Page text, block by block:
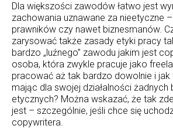
Dla większości zawodów łatwo jest
zachowania uznawane za nieetyczne
prawników czy nawet biznesmanów.
zarysować także zasady etyki pracy
bardzo „luźnego” zawodu jakim jest
osoba, która zwykle pracuje jako
pracować aż tak bardzo dowolnie i jak
mając dla swojej działalności żadnych
etycznych? Można wskazać, że tak
jest – szczególnie, jeśli chce się
copywritera.